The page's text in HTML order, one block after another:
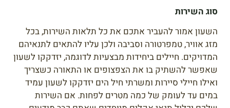
סוג השירות
השעון אמור להעביר אתכם את כל תלאות השירות, בכל
מזג אוויר, טמפרטורה וסביבה ולכן עליו להתאים לתנאיהם
המדויקים. חיילים ביחידות מבצעיות לדוגמה, יזדקקו לשעון
שאפשר להשתיק בו את הצפצופים או התאורה כשצריך
ואילו חיילי סיירות ומשרתי חיל הים יזדקקו לשעון עמיד
במים עד לעומק של כמה מטרים לפחות. אם השירות